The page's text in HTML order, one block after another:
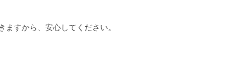
ますから、安心してください。